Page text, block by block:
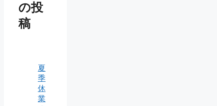
の投
稿
夏
季
休
業